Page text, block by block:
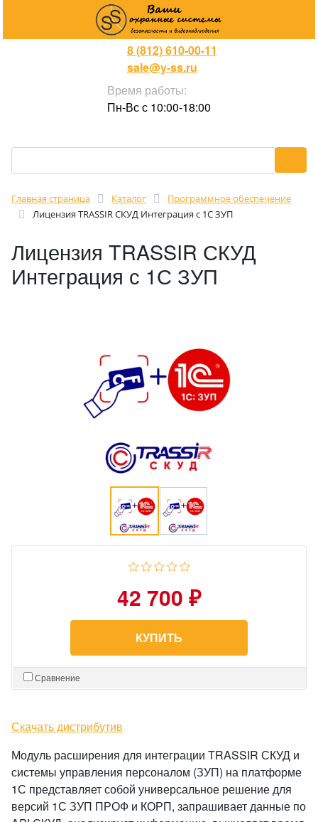
8 (812) 610-00-11
sale@y-ss.ru
Время работы:
Пн-Вс с 10:00-18:00
Главная страница Каталог
Программное обеспечение
Лицензия TRASSIR СКУД Интеграция с 1С ЗУП
Лицензия TRASSIR СКУД
Интеграция с 1С ЗУП
42 700 ₽
КУПИТЬ
Сравнение
Скачать дистрибутив
Модуль расширения для интеграции TRASSIR СКУД и
системы управления персоналом (ЗУП) на платформе
1С представляет собой универсальное решение для
версий 1С ЗУП ПРОФ и КОРП, запрашивает данные по